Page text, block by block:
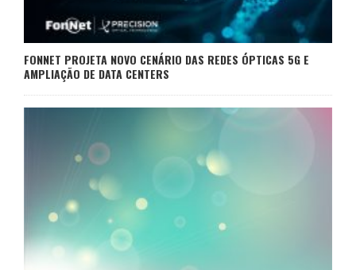
FONNET PROJETA NOVO CENÁRIO DAS REDES ÓPTICAS 5G E
AMPLIAÇÃO DE DATA CENTERS